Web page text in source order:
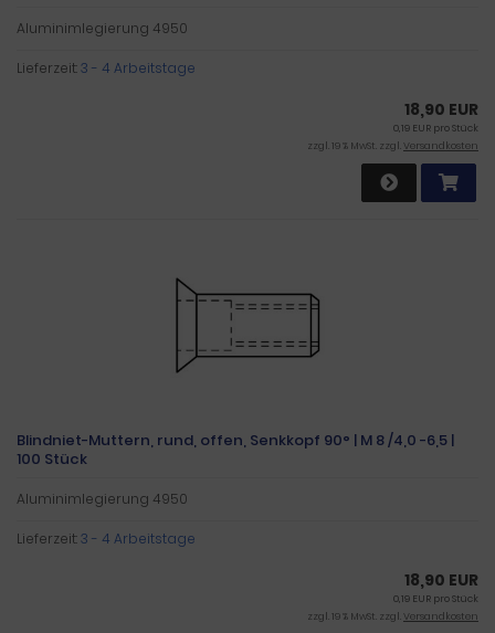
Aluminimlegierung 4950
Lieferzeit:3 - 4 Arbeitstage
18,90 EUR
0,19 EUR pro Stück
zzgl. 19 % MwSt. zzgl.Versandkosten
Blindniet-Muttern, rund, offen, Senkkopf 90° | M 8 /4,0 -6,5 |
100 Stück
Aluminimlegierung 4950
Lieferzeit:3 - 4 Arbeitstage
18,90 EUR
0,19 EUR pro Stück
zzgl. 19 % MwSt. zzgl.Versandkosten